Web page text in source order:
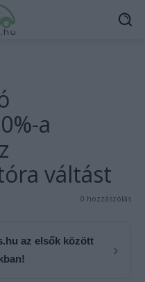
a
váltást
0 hozzászólás
az elsők között
›